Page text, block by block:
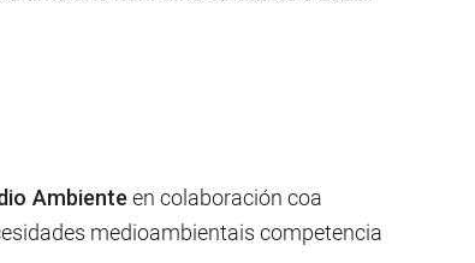
Ambienteen colaboración coa
medioambientais competencia